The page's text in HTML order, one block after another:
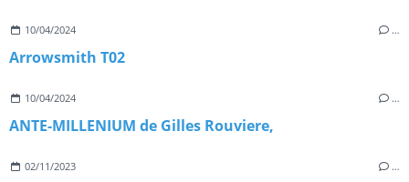
10/04/2024 …
Arrowsmith T02
10/04/2024 …
ANTE-MILLENIUM de Gilles Rouviere,
02/11/2023 …